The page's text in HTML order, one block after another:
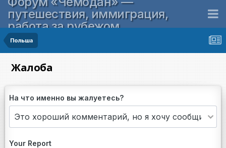
путешествия, иммиграция,
работа за рубежом
Польша
Жалоба
На что именно вы жалуетесь?
Your Report